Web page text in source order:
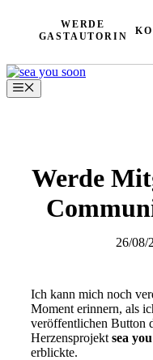
springen
WERDE
GASTAUTORIN
Menü
Werde
26/08/
Ich kann mich noch
Moment erinnern, als
veröffentlichen Button
Herzensprojekt sea
erblickte.